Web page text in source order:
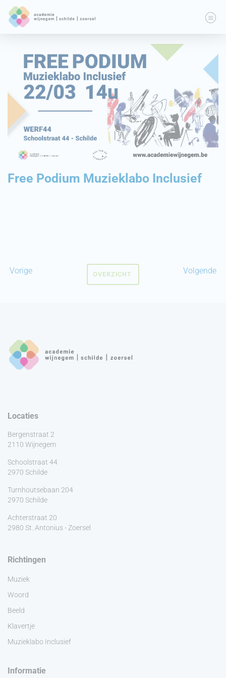
Free Podium Muzieklabo Inclusief
Vorige Volgende
OVERZICHT
Locaties
Bergenstraat 2
2110 Wijnegem
Schoolstraat 44
2970 Schilde
Turnhoutsebaan 204
2970 Schilde
Achterstraat 20
2980 St. Antonius - Zoersel
Richtingen
Muziek
Woord
Beeld
Klavertje
Muzieklabo Inclusief
Informatie